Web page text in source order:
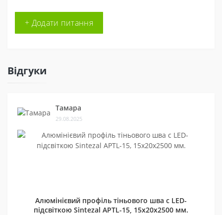
+ Додати питання
Відгуки
Тамара
29.08.2025
Алюмінієвий профіль тіньового шва c LED-
підсвіткою Sintezal APTL-15, 15х20х2500 мм.